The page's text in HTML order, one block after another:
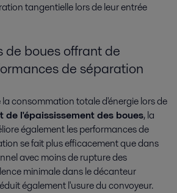
tangentielle lors de leur entrée
de boues offrant de
de séparation
consommation totale d'énergie lors de
l'épaississement des boues, la
également les performances de
se fait plus efficacement que dans
avec moins de rupture des
minimale dans le décanteur
également l'usure du convoyeur.